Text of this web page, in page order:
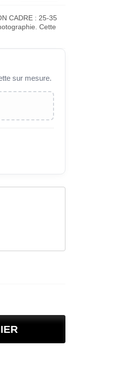
CADRE : 25-35
Cette
sur mesure.